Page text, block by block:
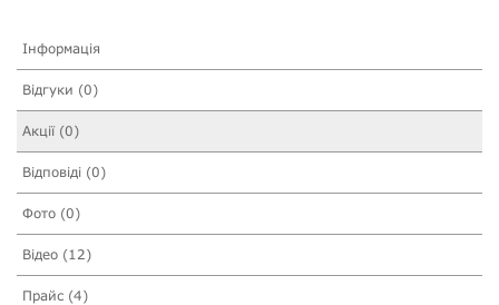
Інформація
Відгуки (0)
Акції (0)
Відповіді (0)
Фото (0)
Відео (12)
Прайс (4)